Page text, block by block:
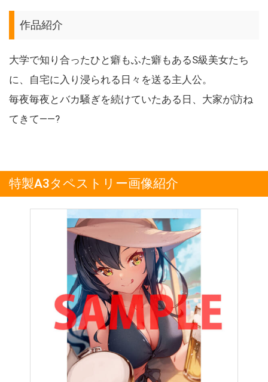
作品紹介
大学で知り合ったひと癖もふた癖もあるS級美女たち
に、自宅に入り浸られる日々を送る主人公。
毎夜毎夜とバカ騒ぎを続けていたある日、大家が訪ね
てきて――?
特製A3タペストリー画像紹介